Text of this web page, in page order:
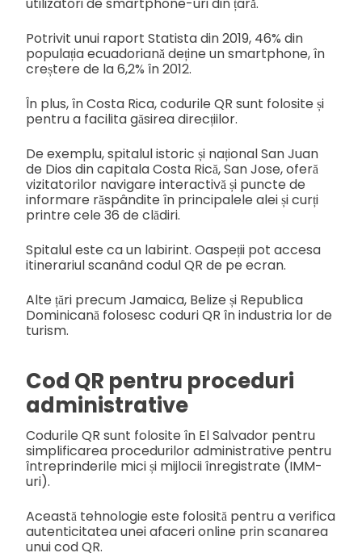
Potrivit unui raport Statista din 2019, 46% din
populația ecuadoriană deține un smartphone, în
creștere de la 6,2% în 2012.
În plus, în Costa Rica, codurile QR sunt folosite și
pentru a facilita găsirea direcțiilor.
De exemplu, spitalul istoric și național San Juan
de Dios din capitala Costa Rică, San Jose, oferă
vizitatorilor navigare interactivă și puncte de
informare răspândite în principalele alei și curți
printre cele 36 de clădiri.
Spitalul este ca un labirint. Oaspeții pot accesa
itinerariul scanând codul QR de pe ecran.
Alte țări precum Jamaica, Belize și Republica
Dominicană folosesc coduri QR în industria lor de
turism.
Cod QR pentru proceduri
administrative
Codurile QR sunt folosite în El Salvador pentru
simplificarea procedurilor administrative pentru
întreprinderile mici și mijlocii înregistrate (IMM-
uri).
Această tehnologie este folosită pentru a verifica
autenticitatea unei afaceri online prin scanarea
unui cod QR.